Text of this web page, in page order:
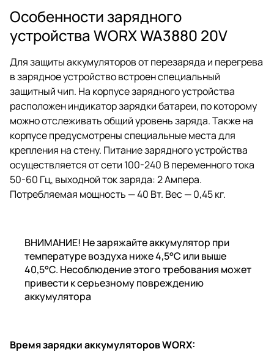
Особенности зарядного
устройства WORX WA3880 20V
Для защиты аккумуляторов от перезаряда и перегрева
в зарядное устройство встроен специальный
защитный чип. На корпусе зарядного устройства
расположен индикатор зарядки батареи, по которому
можно отслеживать общий уровень заряда. Также на
корпусе предусмотрены специальные места для
крепления на стену. Питание зарядного устройства
осуществляется от сети 100-240 В переменного тока
50-60 Гц, выходной ток заряда: 2 Ампера.
Потребляемая мощность — 40 Вт. Вес — 0,45 кг.
ВНИМАНИЕ! Не заряжайте аккумулятор при
температуре воздуха ниже 4,5°C или выше
40,5°C. Несоблюдение этого требования может
привести к серьезному повреждению
аккумулятора
Время зарядки аккумуляторов WORX: